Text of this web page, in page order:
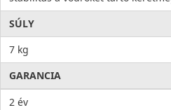
SÚLY
7 kg
GARANCIA
2 év